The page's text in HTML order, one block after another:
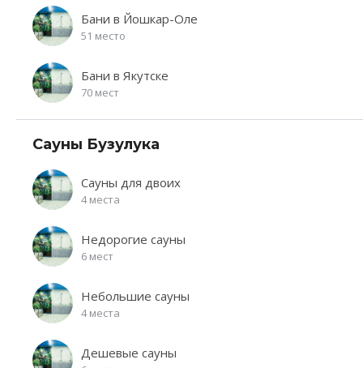
Бани в Йошкар-Оле
51 место
Бани в Якутске
70 мест
Сауны Бузулука
Сауны для двоих
4 места
Недорогие сауны
6 мест
Небольшие сауны
4 места
Дешевые сауны